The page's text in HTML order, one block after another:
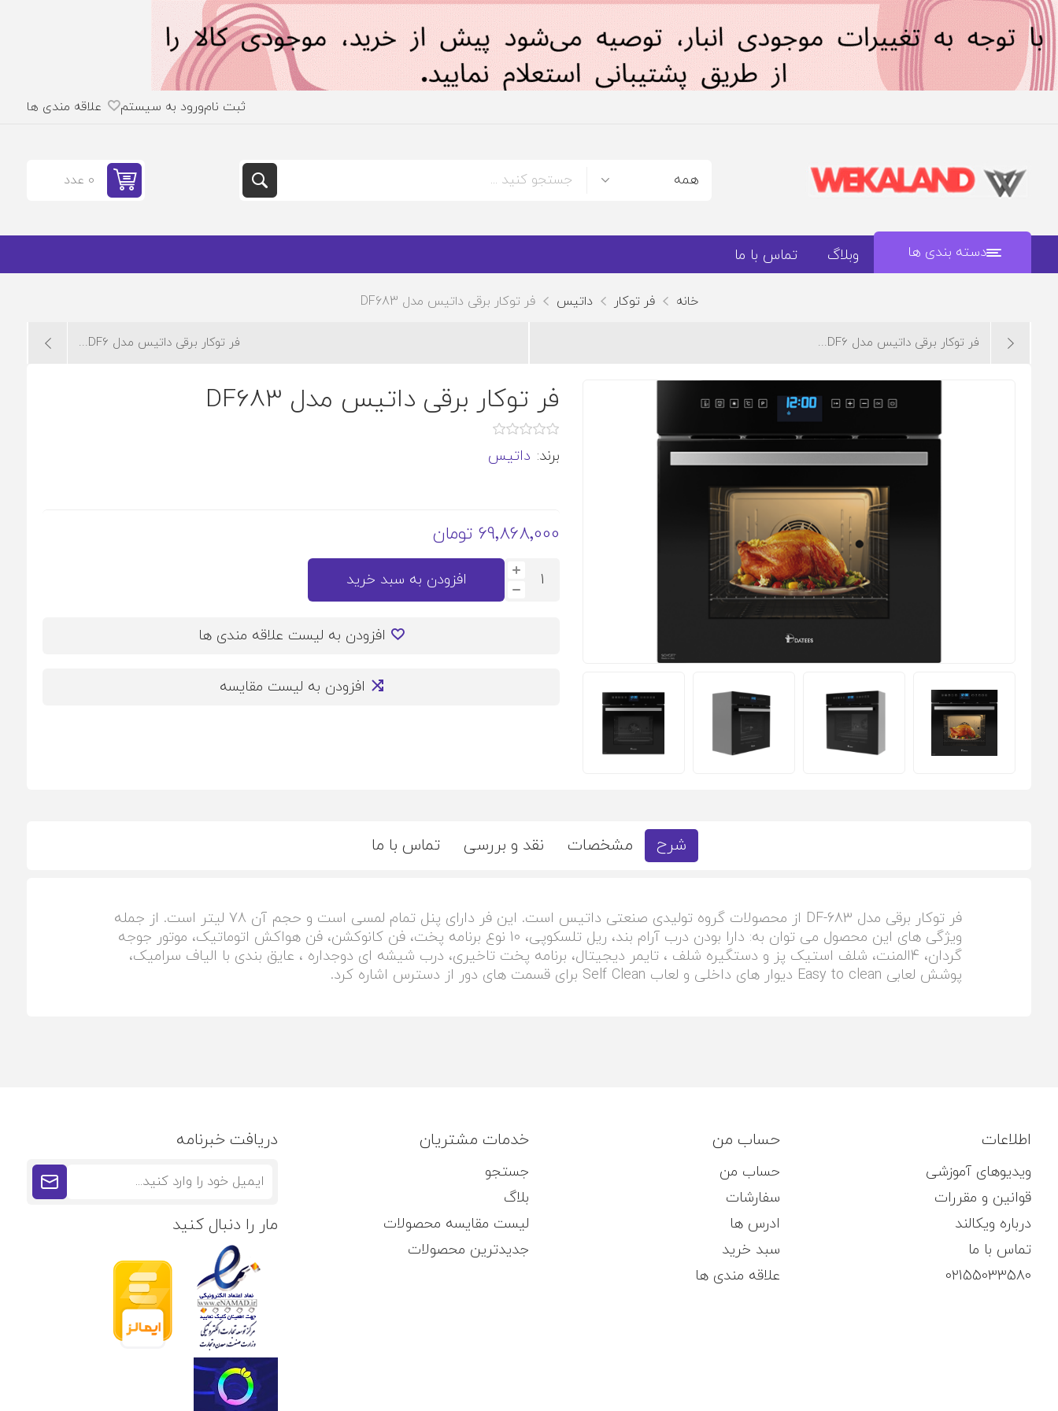
ثبت نامورود به سیستم علاقه مندی ها
0 عدد
دسته بندی ها وبلاگ تماس با ما
خانه فر توکار داتیس فر توکار برقی داتیس مدل DF683
فر توکار برقی داتیس مدل DF6... فر توکار برقی داتیس مدل DF6...
فر توکار برقی داتیس مدل DF683
برند: داتیس
69٬868٬000 تومان
افزودن به سبد خرید
افزودن به لیست علاقه مندی ها
افزودن به لیست مقایسه
شرح مشخصات نقد و بررسی تماس با ما
فر توکار برقی مدل DF-683 از محصولات گروه تولیدی صنعتی داتیس است. این فر دارای پنل تمام لمسی است و حجم آن 78 لیتر است. از جمله
ویژگی های این محصول می توان به: دارا بودن درب آرام بند، ریل تلسکوپی، 10 نوع برنامه پخت، فن کانوکشن، فن هواکش اتوماتیک، موتور جوجه
گردان، 4المنت، شلف استیک پز و دستگیره شلف ، تایمر دیجیتال، برنامه پخت تاخیری، درب شیشه ای دوجداره ، عایق بندی با الیاف سرامیک،
پوشش لعابی Easy to clean دیوار های داخلی و لعاب Self Clean برای قسمت های دور از دسترس اشاره کرد.
اطلاعات
ویدیوهای آموزشی
قوانین و مقررات
درباره ویکالند
تماس با ما
02155033580
حساب من
حساب من
سفارشات
ادرس ها
سبد خرید
علاقه مندی ها
خدمات مشتریان
جستجو
بلاگ
لیست مقایسه محصولات
جدیدترین محصولات
دریافت خبرنامه
مار را دنبال کنید